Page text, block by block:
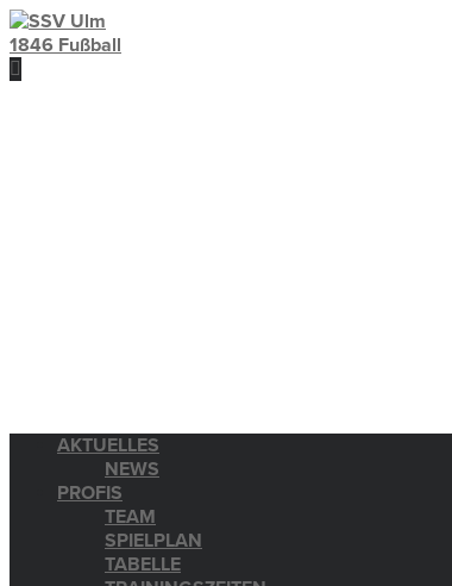
AKTUELLES
NEWS
PROFIS
TEAM
SPIELPLAN
TABELLE